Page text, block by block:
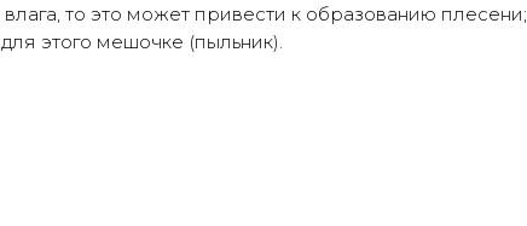
то это может привести к образованию плесени;
этого мешочке (пыльник).